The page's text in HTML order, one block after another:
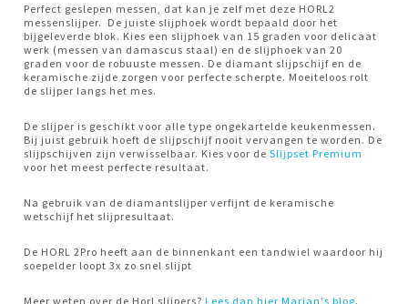
Perfect geslepen messen, dat kan je zelf met deze HORL2
messenslijper. De juiste slijphoek wordt bepaald door het
bijgeleverde blok. Kies een slijphoek van 15 graden voor delicaat
werk (messen van damascus staal) en de slijphoek van 20
graden voor de robuuste messen. De diamant slijpschijf en de
keramische zijde zorgen voor perfecte scherpte. Moeiteloos rolt
de slijper langs het mes.
De slijper is geschikt voor alle type ongekartelde keukenmessen.
Bij juist gebruik hoeft de slijpschijf nooit vervangen te worden. De
slijpschijven zijn verwisselbaar. Kies voor deSlijpset Premium
voor het meest perfecte resultaat.
Na gebruik van de diamantslijper verfijnt de keramische
wetschijf het slijpresultaat.
De HORL 2Pro heeft aan de binnenkant een tandwiel waardoor hij
soepelder loopt 3x zo snel slijpt
Meer weten over de Horl slijpers?Lees dan hier Marian's blog.